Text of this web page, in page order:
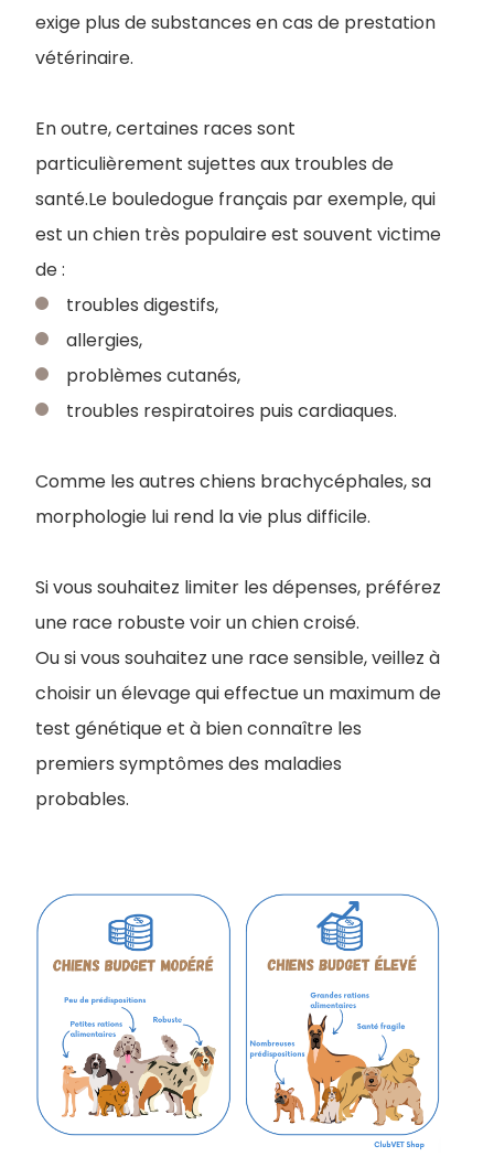
exige plus de substances en cas de prestation
vétérinaire.
En outre, certaines races sont
particulièrement sujettes aux troubles de
santé.Le bouledogue français par exemple, qui
est un chien très populaire est souvent victime
de :
troubles digestifs,
allergies,
problèmes cutanés,
troubles respiratoires puis cardiaques.
Comme les autres chiens brachycéphales, sa
morphologie lui rend la vie plus difficile.
Si vous souhaitez limiter les dépenses, préférez
une race robuste voir un chien croisé.
Ou si vous souhaitez une race sensible, veillez à
choisir un élevage qui effectue un maximum de
test génétique et à bien connaître les
premiers symptômes des maladies
probables.